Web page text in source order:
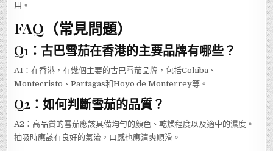
用。
FAQ（常見問題）
Q1：古巴雪茄在香港的主要品牌有哪些？
A1：在香港，有幾個主要的古巴雪茄品牌，包括Cohiba、
Montecristo、Partagas和Hoyo de Monterrey等。
Q2：如何判斷雪茄的品質？
A2：高品質的雪茄應該具備均勻的顏色、乾燥程度以及適中的濕度。
抽吸時應該有良好的氣流，口感也應清爽順滑。